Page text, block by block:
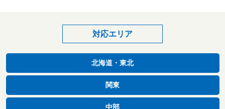
対応エリア
北海道・東北
関東
中部